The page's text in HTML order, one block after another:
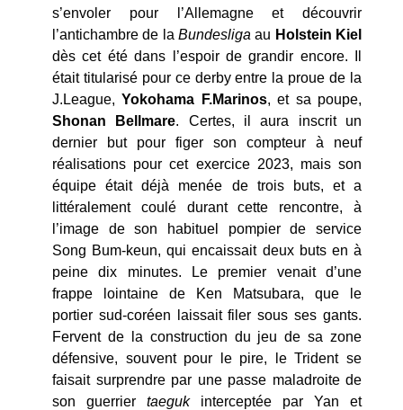
s’envoler pour l’Allemagne et découvrir
l’antichambre de la Bundesliga au Holstein Kiel
dès cet été dans l’espoir de grandir encore. Il
était titularisé pour ce derby entre la proue de la
J.League,Yokohama F.Marinos, et sa poupe,
Shonan Bellmare. Certes, il aura inscrit un
dernier but pour figer son compteur à neuf
réalisations pour cet exercice 2023, mais son
équipe était déjà menée de trois buts, et a
littéralement coulé durant cette rencontre, à
l’image de son habituel pompier de service
Song Bum-keun, qui encaissait deux buts en à
peine dix minutes. Le premier venait d’une
frappe lointaine de Ken Matsubara, que le
portier sud-coréen laissait filer sous ses gants.
Fervent de la construction du jeu de sa zone
défensive, souvent pour le pire, le Trident se
faisait surprendre par une passe maladroite de
son guerrier taeguk interceptée par Yan et